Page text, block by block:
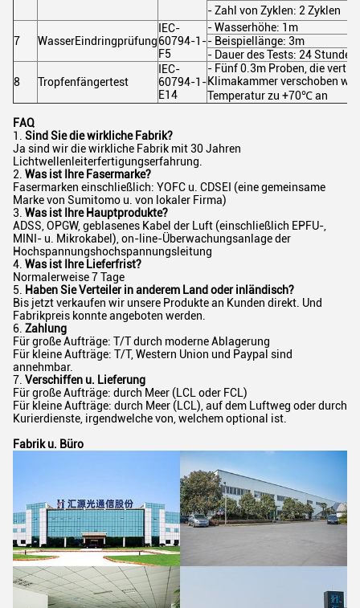
- Zahl von Zyklen: 2 Zyklen
7 WasserEindringprüfung
IEC-
60794-1-
F5
- Wasserhöhe: 1m
- Beispiellänge: 3m
- Dauer des Tests: 24 Stunden
8 Tropfenfängertest
IEC-
60794-1-
E14
- Fünf 0.3m Proben, die
Klimakammer verschoben
Temperatur zu +70℃ an
FAQ
1. Sind Sie die wirkliche Fabrik?
Ja sind wir die wirkliche Fabrik mit 30 Jahren
Lichtwellenleiterfertigungserfahrung.
2. Was ist Ihre Fasermarke?
Fasermarken einschließlich: YOFC u. CDSEI (eine gemeinsame
Marke von Sumitomo u. von lokaler Firma)
3. Was ist Ihre Hauptprodukte?
ADSS, OPGW, geblasenes Kabel der Luft (einschließlich EPFU-,
MINI- u. Mikrokabel), on-line-Überwachungsanlage der
Hochspannungshochspannungsleitung
4. Was ist Ihre Lieferfrist?
Normalerweise 7 Tage
5. Haben Sie Verteiler in anderem Land oder inländisch?
Bis jetzt verkaufen wir unsere Produkte an Kunden direkt. Und
Fabrikpreis konnte angeboten werden.
6. Zahlung
Für große Aufträge: T/T durch moderne Ablagerung
Für kleine Aufträge: T/T, Western Union und Paypal sind
annehmbar.
7. Verschiffen u. Lieferung
Für große Aufträge: durch Meer (LCL oder FCL)
Für kleine Aufträge: durch Meer (LCL), auf dem Luftweg oder durch
Kurierdienste, irgendwelche von, welchem optional ist.
Fabrik u. Büro